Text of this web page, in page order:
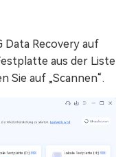
Data Recovery auf
aus der Liste
Sie auf „Scannen“.